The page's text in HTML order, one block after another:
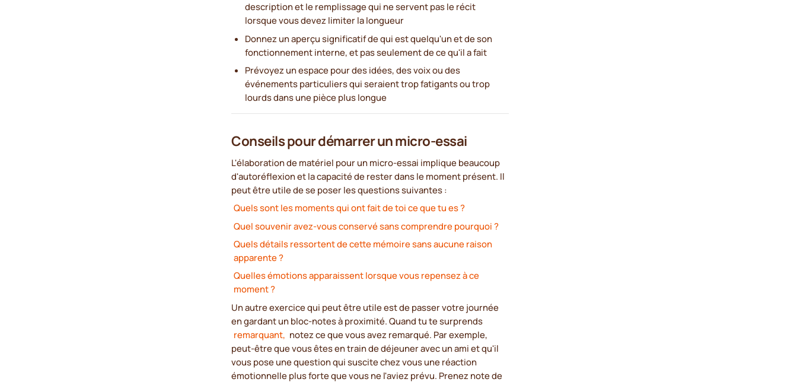
description et le remplissage qui ne servent pas le récit
lorsque vous devez limiter la longueur
Donnez un aperçu significatif de qui est quelqu'un et de son
fonctionnement interne, et pas seulement de ce qu'il a fait
Prévoyez un espace pour des idées, des voix ou des
événements particuliers qui seraient trop fatigants ou trop
lourds dans une pièce plus longue
Conseils pour démarrer un micro-essai
L'élaboration de matériel pour un micro-essai implique beaucoup
d'autoréflexion et la capacité de rester dans le moment présent. Il
peut être utile de se poser les questions suivantes :
Quels sont les moments qui ont fait de toi ce que tu es ?
Quel souvenir avez-vous conservé sans comprendre pourquoi ?
Quels détails ressortent de cette mémoire sans aucune raison
apparente ?
Quelles émotions apparaissent lorsque vous repensez à ce
moment ?
Un autre exercice qui peut être utile est de passer votre journée
en gardant un bloc-notes à proximité. Quand tu te surprends
remarquant, notez ce que vous avez remarqué. Par exemple,
peut-être que vous êtes en train de déjeuner avec un ami et qu'il
vous pose une question qui suscite chez vous une réaction
émotionnelle plus forte que vous ne l'aviez prévu. Prenez note de